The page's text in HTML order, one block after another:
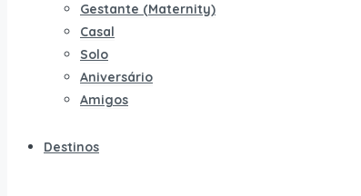
Gestante (Maternity)
Casal
Solo
Aniversário
Amigos
Destinos